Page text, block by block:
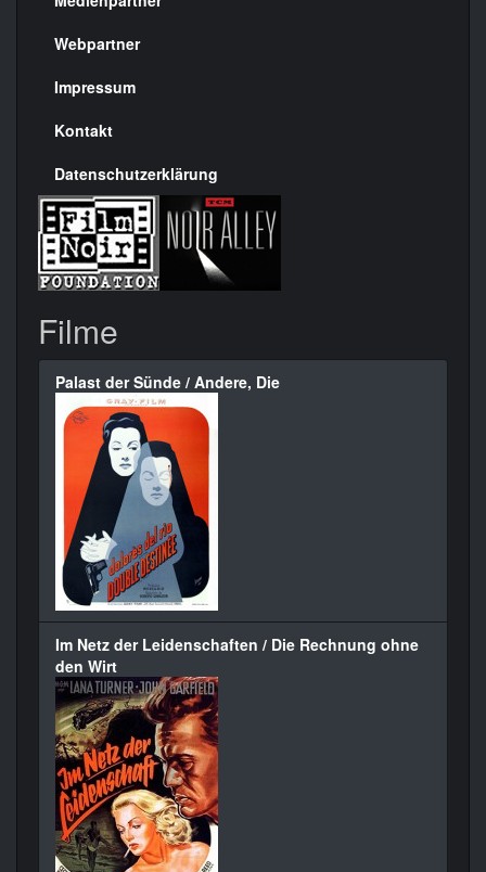
Menülinks
rechte
Seite
Webpartner
Impressum
Kontakt
Datenschutzerklärung
Filme
Palast der Sünde / Andere, Die
Im Netz der Leidenschaften / Die Rechnung ohne
den Wirt